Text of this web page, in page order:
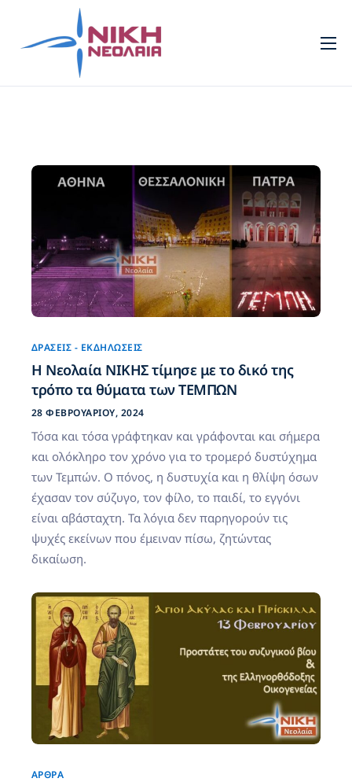
Πολιτισμός
Επικοινωνία
ΔΡΆΣΕΙΣ - ΕΚΔΗΛΏΣΕΙΣ
Η Νεολαία ΝΙΚΗΣ τίμησε με το δικό της
τρόπο τα θύματα των ΤΕΜΠΩΝ
28 ΦΕΒΡΟΥΑΡΊΟΥ, 2024
Τόσα και τόσα γράφτηκαν και γράφονται και σήμερα
και ολόκληρο τον χρόνο για το τρομερό δυστύχημα
των Τεμπών. Ο πόνος, η δυστυχία και η θλίψη όσων
έχασαν τον σύζυγο, τον φίλο, το παιδί, το εγγόνι
είναι αβάσταχτη. Τα λόγια δεν παρηγορούν τις
ψυχές εκείνων που έμειναν πίσω, ζητώντας
δικαίωση.
ΆΡΘΡΑ